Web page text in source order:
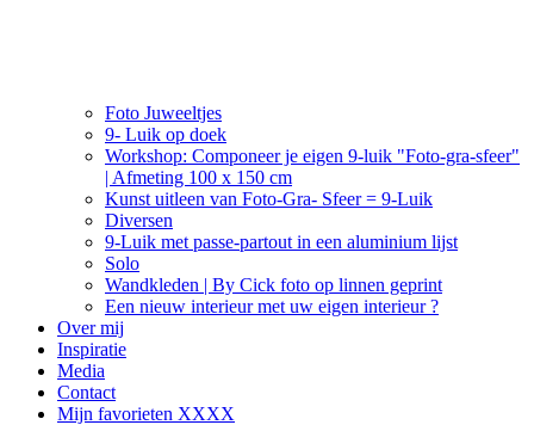
Foto Juweeltjes
9- Luik op doek
Workshop: Componeer je eigen 9-luik "Foto-gra-sfeer"
| Afmeting 100 x 150 cm
Kunst uitleen van Foto-Gra- Sfeer = 9-Luik
Diversen
9-Luik met passe-partout in een aluminium lijst
Solo
Wandkleden | By Cick foto op linnen geprint
Een nieuw interieur met uw eigen interieur ?
Over mij
Inspiratie
Media
Contact
Mijn favorieten XXXX